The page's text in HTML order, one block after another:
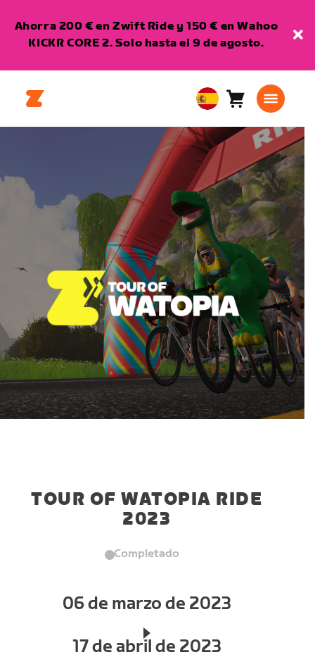
Ahorra 200 € en Zwift Ride y 150 € en Wahoo
KICKR CORE 2. Solo hasta el 9 de agosto.
European
Union
Español
Carro0
TOUR OF WATOPIA RIDE
2023
Completado
06 de marzo de 2023
17 de abril de 2023